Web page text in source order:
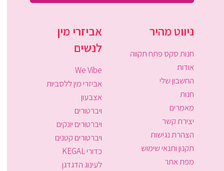
ניווט מהיר
חנות סקס פתח תקווה
אודות
החשבון שלי
חנות
מאמרים
יצירת קשר
הצהרת נגישות
תקנון ותנאי שימוש
מפת אתר
אביזרי מין
לנשים
We Vibe
אביזרי מין ללסביות
אצבעון
ויברטורים
ויברטורים יונקים
ויברטורים קטנים
כדורי KEGAL
לעינוג הדגדגן